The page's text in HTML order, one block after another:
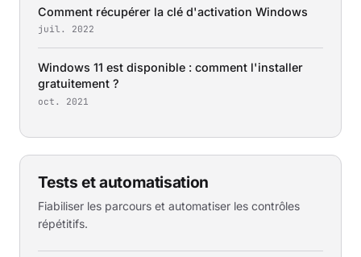
Comment récupérer la clé d'activation Windows
juil. 2022
Windows 11 est disponible : comment l'installer
gratuitement ?
oct. 2021
Tests et automatisation
Fiabiliser les parcours et automatiser les contrôles
répétitifs.